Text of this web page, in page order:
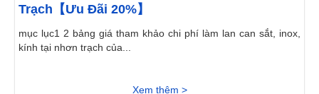
Trạch【Ưu Đãi 20%】
mục lục1 2 bảng giá tham khảo chi phí làm lan can sắt, inox,
kính tại nhơn trạch của...
Xem thêm >